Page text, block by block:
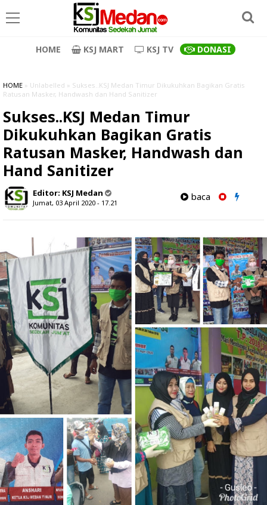
HOME KSJ MART KSJ TV DONASI
HOME » Unlabelled » Sukses..KSJ Medan Timur Dikukuhkan Bagikan Gratis
Ratusan Masker, Handwash dan Hand Sanitizer
Sukses..KSJ Medan Timur
Dikukuhkan Bagikan Gratis
Ratusan Masker, Handwash dan
Hand Sanitizer
Editor: KSJ Medan
Jumat, 03 April 2020 - 17.21
baca